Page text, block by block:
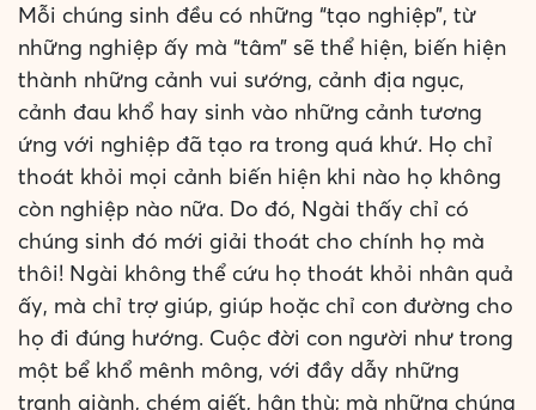
Mỗi chúng sinh đều có những “tạo nghiệp”, từ
những nghiệp ấy mà “tâm” sẽ thể hiện, biến hiện
thành những cảnh vui sướng, cảnh địa ngục,
cảnh đau khổ hay sinh vào những cảnh tương
ứng với nghiệp đã tạo ra trong quá khứ. Họ chỉ
thoát khỏi mọi cảnh biến hiện khi nào họ không
còn nghiệp nào nữa. Do đó, Ngài thấy chỉ có
chúng sinh đó mới giải thoát cho chính họ mà
thôi! Ngài không thể cứu họ thoát khỏi nhân quả
ấy, mà chỉ trợ giúp, giúp hoặc chỉ con đường cho
họ đi đúng hướng. Cuộc đời con người như trong
một bể khổ mênh mông, với đầy dẫy những
tranh giành, chém giết, hận thù; mà những chúng